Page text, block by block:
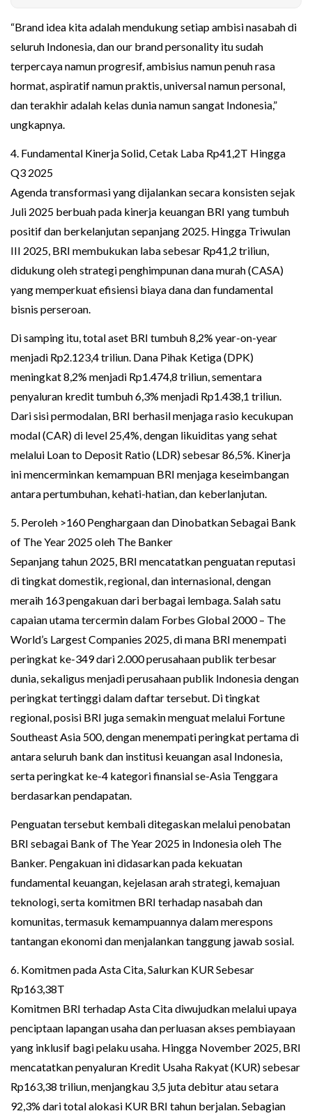
“Brand idea kita adalah mendukung setiap ambisi nasabah di
seluruh Indonesia, dan our brand personality itu sudah
terpercaya namun progresif, ambisius namun penuh rasa
hormat, aspiratif namun praktis, universal namun personal,
dan terakhir adalah kelas dunia namun sangat Indonesia,”
ungkapnya.
4. Fundamental Kinerja Solid, Cetak Laba Rp41,2T Hingga
Q3 2025
Agenda transformasi yang dijalankan secara konsisten sejak
Juli 2025 berbuah pada kinerja keuangan BRI yang tumbuh
positif dan berkelanjutan sepanjang 2025. Hingga Triwulan
III 2025, BRI membukukan laba sebesar Rp41,2 triliun,
didukung oleh strategi penghimpunan dana murah (CASA)
yang memperkuat efisiensi biaya dana dan fundamental
bisnis perseroan.
Di samping itu, total aset BRI tumbuh 8,2% year-on-year
menjadi Rp2.123,4 triliun. Dana Pihak Ketiga (DPK)
meningkat 8,2% menjadi Rp1.474,8 triliun, sementara
penyaluran kredit tumbuh 6,3% menjadi Rp1.438,1 triliun.
Dari sisi permodalan, BRI berhasil menjaga rasio kecukupan
modal (CAR) di level 25,4%, dengan likuiditas yang sehat
melalui Loan to Deposit Ratio (LDR) sebesar 86,5%. Kinerja
ini mencerminkan kemampuan BRI menjaga keseimbangan
antara pertumbuhan, kehati-hatian, dan keberlanjutan.
5. Peroleh >160 Penghargaan dan Dinobatkan Sebagai Bank
of The Year 2025 oleh The Banker
Sepanjang tahun 2025, BRI mencatatkan penguatan reputasi
di tingkat domestik, regional, dan internasional, dengan
meraih 163 pengakuan dari berbagai lembaga. Salah satu
capaian utama tercermin dalam Forbes Global 2000 – The
World’s Largest Companies 2025, di mana BRI menempati
peringkat ke-349 dari 2.000 perusahaan publik terbesar
dunia, sekaligus menjadi perusahaan publik Indonesia dengan
peringkat tertinggi dalam daftar tersebut. Di tingkat
regional, posisi BRI juga semakin menguat melalui Fortune
Southeast Asia 500, dengan menempati peringkat pertama di
antara seluruh bank dan institusi keuangan asal Indonesia,
serta peringkat ke-4 kategori finansial se-Asia Tenggara
berdasarkan pendapatan.
Penguatan tersebut kembali ditegaskan melalui penobatan
BRI sebagai Bank of The Year 2025 in Indonesia oleh The
Banker. Pengakuan ini didasarkan pada kekuatan
fundamental keuangan, kejelasan arah strategi, kemajuan
teknologi, serta komitmen BRI terhadap nasabah dan
komunitas, termasuk kemampuannya dalam merespons
tantangan ekonomi dan menjalankan tanggung jawab sosial.
6. Komitmen pada Asta Cita, Salurkan KUR Sebesar
Rp163,38T
Komitmen BRI terhadap Asta Cita diwujudkan melalui upaya
penciptaan lapangan usaha dan perluasan akses pembiayaan
yang inklusif bagi pelaku usaha. Hingga November 2025, BRI
mencatatkan penyaluran Kredit Usaha Rakyat (KUR) sebesar
Rp163,38 triliun, menjangkau 3,5 juta debitur atau setara
92,3% dari total alokasi KUR BRI tahun berjalan. Sebagian